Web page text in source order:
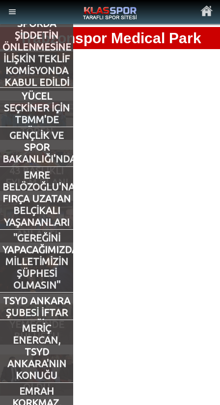
MENÜ
Ana Sayfa
Son Dakika Haberler
Foto Galeri
Video Galeri
Ankara Takımları
Futbol
Basketbol
Voleybol
Hentbol
Bisiklet
Diğer Sporlar
Sosyal Medya
Trabzonspor Medical Park
SPORDA
ŞİDDETİN
ÖNLENMESİNE
İLİŞKİN TEKLİF
KOMİSYONDA
KABUL EDİLDİ
YÜCEL
SEÇKİNER İÇİN
TBMM'DE
TÖREN
GENÇLİK VE
SPOR
BAKANLIĞI'NDAN
43 BAŞLIKLI
EYLEM PLANI
EMRE
BELÖZOĞLU'NA
FIRÇA UZATAN
BELÇİKALI
YAŞANANLARI
ANLATTI
"GEREĞİNİ
YAPACAĞIMIZDAN
MİLLETİMİZİN
ŞÜPHESİ
OLMASIN"
TSYD ANKARA
ŞUBESİ İFTAR
YEMEĞİNDE
BULUŞTU
MERİÇ
ENERCAN,
TSYD
ANKARA'NIN
KONUĞU
OLDU
EMRAH